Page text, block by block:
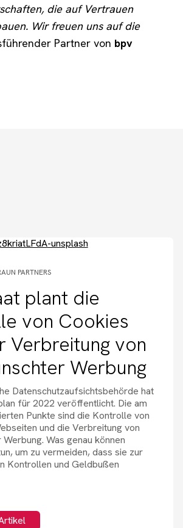
die auf Vertrauen
Wir freuen uns auf die
Partner von bpv
PARTNERS
plant die
von Cookies
Verbreitung von
Werbung
Datenschutzaufsichtsbehörde hat
für 2022 veröffentlicht. Die am
Punkte sind die Kontrolle von
und die Verbreitung von
Was genau können
um zu vermeiden, dass sie zur
Kontrollen und Geldbußen